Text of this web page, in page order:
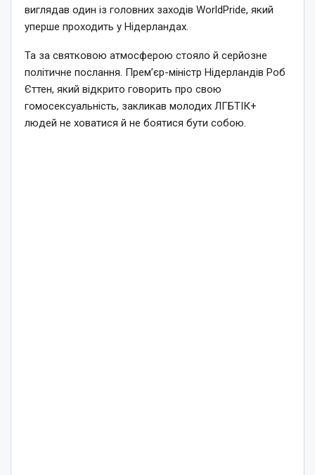
виглядав один із головних заходів WorldPride, який
уперше проходить у Нідерландах.
Та за святковою атмосферою стояло й серйозне
політичне послання. Прем’єр-міністр Нідерландів Роб
Єттен, який відкрито говорить про свою
гомосексуальність, закликав молодих ЛГБТІК+
людей не ховатися й не боятися бути собою.